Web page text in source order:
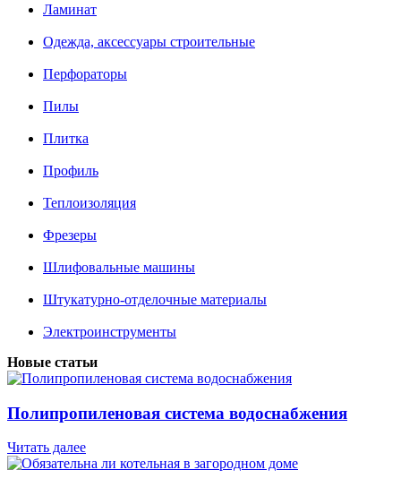
Ламинат
Одежда, аксессуары строительные
Перфораторы
Пилы
Плитка
Профиль
Теплоизоляция
Фрезеры
Шлифовальные машины
Штукатурно-отделочные материалы
Электроинструменты
Новые статьи
Полипропиленовая система водоснабжения
Читать далее